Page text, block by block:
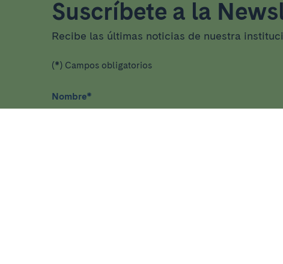
Suscríbete a la
Recibe las últimas noticias de nuestra
(*) Campos obligatorios
Nombre*